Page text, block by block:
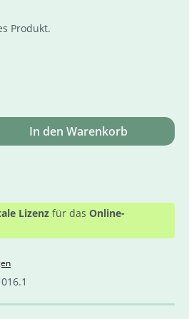
Produkt.
den gewünschten
In den Warenkorb
Lizenz für das Online-